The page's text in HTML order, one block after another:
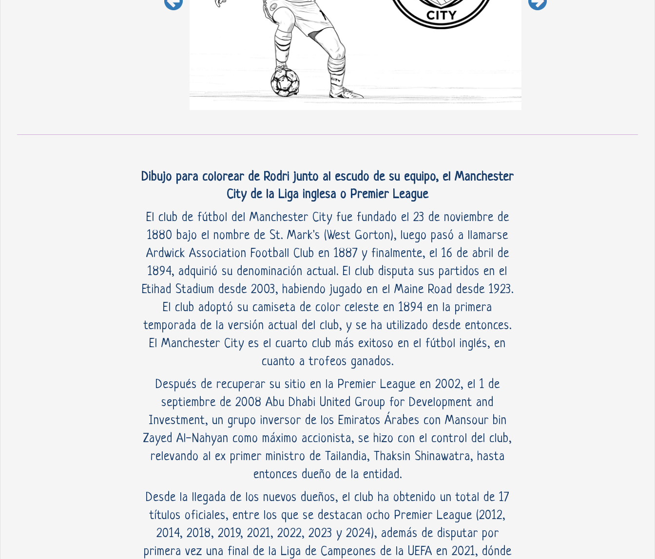
Dibujo para colorear de Rodri junto al escudo de su equipo, el Manchester
City de la Liga inglesa o Premier League
El club de fútbol del Manchester City fue fundado el 23 de noviembre de
1880 bajo el nombre de St. Mark's (West Gorton), luego pasó a llamarse
Ardwick Association Football Club en 1887 y finalmente, el 16 de abril de
1894, adquirió su denominación actual. El club disputa sus partidos en el
Etihad Stadium desde 2003, habiendo jugado en el Maine Road desde 1923.
El club adoptó su camiseta de color celeste en 1894 en la primera
temporada de la versión actual del club, y se ha utilizado desde entonces.
El Manchester City es el cuarto club más exitoso en el fútbol inglés, en
cuanto a trofeos ganados.
Después de recuperar su sitio en la Premier League en 2002, el 1 de
septiembre de 2008 Abu Dhabi United Group for Development and
Investment, un grupo inversor de los Emiratos Árabes con Mansour bin
Zayed Al-Nahyan como máximo accionista, se hizo con el control del club,
relevando al ex primer ministro de Tailandia, Thaksin Shinawatra, hasta
entonces dueño de la entidad.
Desde la llegada de los nuevos dueños, el club ha obtenido un total de 17
títulos oficiales, entre los que se destacan ocho Premier League (2012,
2014, 2018, 2019, 2021, 2022, 2023 y 2024), además de disputar por
primera vez una final de la Liga de Campeones de la UEFA en 2021, dónde